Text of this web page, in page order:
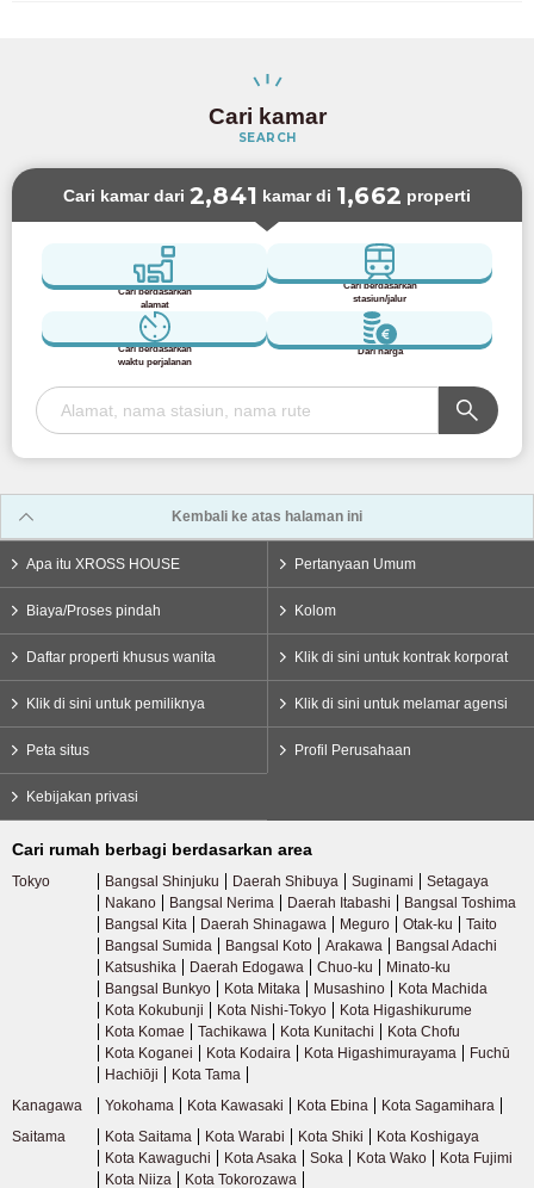
Cari kamar
SEARCH
Cari kamar dari 2,841 kamar di 1,662 properti
Cari berdasarkan
alamat
Cari berdasarkan
stasiun/jalur
Cari berdasarkan
waktu perjalanan
Dari harga
Kembali ke atas halaman ini
Apa itu XROSS HOUSE Pertanyaan Umum
Biaya/Proses pindah Kolom
Daftar properti khusus wanita Klik di sini untuk kontrak korporat
Klik di sini untuk pemiliknya Klik di sini untuk melamar agensi
Peta situs Profil Perusahaan
Kebijakan privasi
Cari rumah berbagi berdasarkan area
Tokyo Bangsal Shinjuku Daerah Shibuya Suginami
Setagaya
Nakano
Bangsal Nerima Daerah Itabashi
Bangsal Toshima
Bangsal Kita
Daerah Shinagawa Meguro Otak-ku
Taito
Bangsal Sumida
Bangsal Koto Arakawa
Bangsal Adachi
Katsushika
Daerah Edogawa Chuo-ku
Minato-ku
Bangsal Bunkyo
Kota Mitaka Musashino
Kota Machida
Kota Kokubunji
Kota Nishi-Tokyo
Kota Higashikurume
Kota Komae
Tachikawa Kota Kunitachi
Kota Chofu
Kota Koganei
Kota Kodaira Kota Higashimurayama
Fuchū
Hachiōji
Kota Tama
Kanagawa
Yokohama Kota Kawasaki Kota Ebina
Kota Sagamihara
Saitama
Kota Saitama Kota Warabi Kota Shiki
Kota Koshigaya
Kota Kawaguchi
Kota Asaka Soka Kota Wako
Kota Fujimi
Kota Niiza
Kota Tokorozawa